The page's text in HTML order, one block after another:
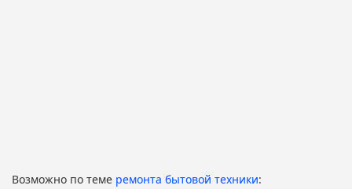
Возможно по теме ремонта бытовой техники: